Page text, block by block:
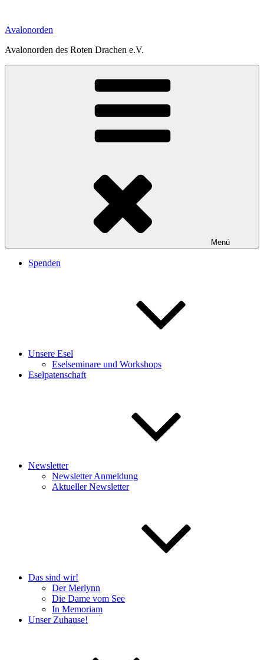
springen
Avalonorden
Avalonorden des Roten Drachen e.V.
Menü
Spenden
Unsere Esel
Eselseminare und Workshops
Eselpatenschaft
Newsletter
Newsletter Anmeldung
Aktueller Newsletter
Das sind wir!
Der Merlynn
Die Dame vom See
In Memoriam
Unser Zuhause!